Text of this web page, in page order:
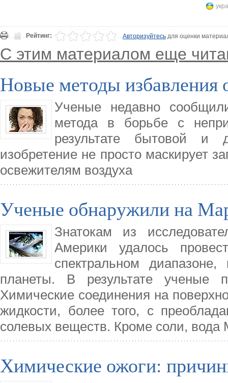
Рейтинг: Авторизуйтесьдля оценки
С этим материалом еще
Новые методы избавления
Ученые недавно
метода в борьбе с
результате бытовой и
изобретение не просто маскирует
освежителям воздуха
Ученые обнаружили на
Знатокам из
Америки удалось
спектральном
планеты. В результате
Химические соединения на
жидкости, более того, с
солевых веществ. Кроме соли, вода
Химические ожоги: